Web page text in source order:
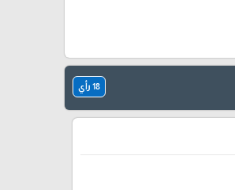
18 رأي